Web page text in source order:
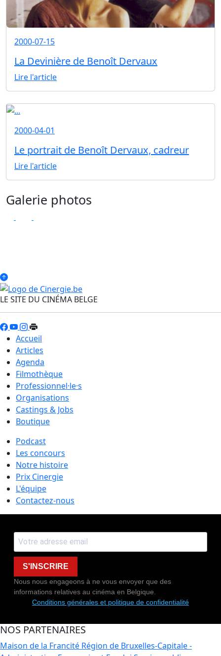
2000-07-15
La Devinière de Benoît Dervaux
Lire l'article
2000-04-01
Le portrait de Benoît Dervaux, cadreur
Lire l'article
Galerie photos
LE SITE DU CINÉMA BELGE
Accueil
Articles
Agenda
Filmothèque
Professionnel·le·s
Organisations
Castings & Jobs
Boutique
Podcast
Les concours
Notre histoire
Prix Cinergie
L'équipe
Contactez-nous
S'INSCRIRE
Nous nous engageons à ne vous envoyer que des
informations relatives au cinéma en Belgique.
Conditions générales et politique de confidentialité
NOS PARTENAIRES
Maison de la Francité Région de Bruxelles-Capitale -